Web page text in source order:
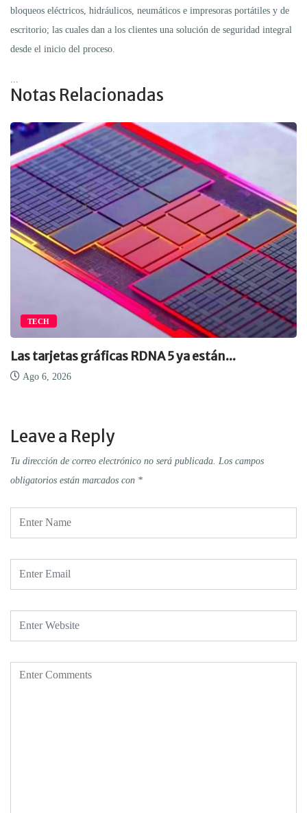
bloqueos eléctricos, hidráulicos, neumáticos e impresoras portátiles y de
escritorio; las cuales dan a los clientes una solución de seguridad integral
desde el inicio del proceso.
Notas Relacionadas
TECH
Las tarjetas gráficas RDNA 5 ya están...
Ago 6, 2026
Leave a Reply
Tu dirección de correo electrónico no será publicada. Los campos
obligatorios están marcados con *